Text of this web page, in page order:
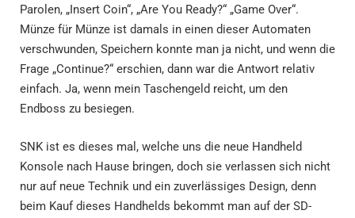
Parolen, „Insert Coin“, „Are You Ready?“ „Game Over“.
Münze für Münze ist damals in einen dieser Automaten
verschwunden, Speichern konnte man ja nicht, und wenn die
Frage „Continue?“ erschien, dann war die Antwort relativ
einfach. Ja, wenn mein Taschengeld reicht, um den
Endboss zu besiegen.
SNK ist es dieses mal, welche uns die neue Handheld
Konsole nach Hause bringen, doch sie verlassen sich nicht
nur auf neue Technik und ein zuverlässiges Design, denn
beim Kauf dieses Handhelds bekommt man auf der SD-